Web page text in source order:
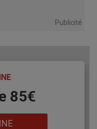
Publicité
85€